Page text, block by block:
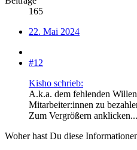
165
22. Mai 2024
#12
Kisho schrieb:
A.k.a. dem fehlenden
Mitarbeiter:innen zu
Zum Vergrößern
Woher hast Du diese